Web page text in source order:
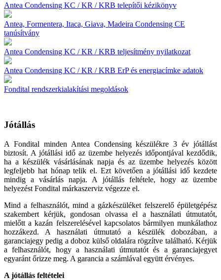
Antea Condensing KC / KR / KRB telepítői kézikönyv
Antea, Formentera, Itaca, Giava, Madeira Condensing CE
tanúsítvány
Antea Condensing KC / KR / KRB teljesítmény nyilatkozat
Antea Condensing KC / KR / KRB ErP és energiacímke adatok
Fondital rendszerkialakítási megoldások
Jótállás
A Fondital minden Antea Condensing készülékre 3 év jótállást
biztosít. A jótállási idő az üzembe helyezés időpontjával kezdődik,
ha a készülék vásárlásának napja és az üzembe helyezés között
legfeljebb hat hónap telik el. Ezt követően a jótállási idő kezdete
mindig a vásárlás napja. A jótállás feltétele, hogy az üzembe
helyezést Fondital márkaszerviz végezze el.
Mind a felhasználót, mind a gázkészüléket felszerelő épületgépész
szakembert kérjük, gondosan olvassa el a használati útmutatót,
mielőtt a kazán felszerelésével kapcsolatos bármilyen munkálathoz
hozzákezd. A használati útmutató a készülék dobozában, a
garanciajegy pedig a doboz külső oldalára rögzítve található. Kérjük
a felhasználót, hogy a használati útmutatót és a garanciajegyet
egyaránt őrizze meg. A garancia a számlával együtt érvényes.
A jótállás feltételei